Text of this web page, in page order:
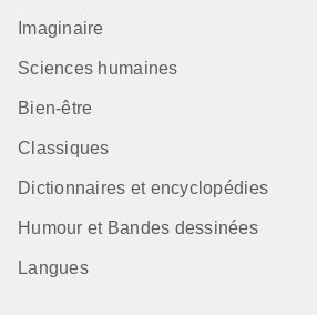
Imaginaire
Sciences humaines
Bien-être
Classiques
Dictionnaires et encyclopédies
Humour et Bandes dessinées
Langues